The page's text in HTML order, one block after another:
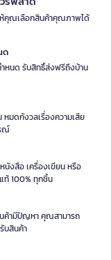
ห้คุณเลือกสินค้าคุณภาพได้
ด
หนด รับสิทธิ์ส่งฟรีถึงบ้าน
มดกังวลเรื่องความเสีย
ณ์
นังสือ เครื่องเขียน หรือ
ท้ 100% ทุกชิ้น
นค้ามีปัญหา คุณสามารถ
บสินค้า